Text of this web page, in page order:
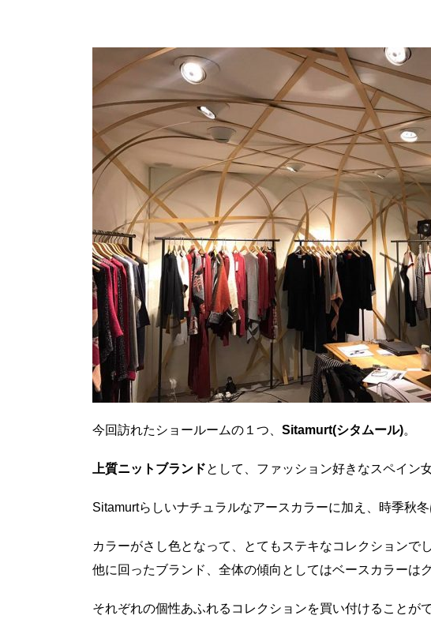
今回訪れたショールームの１つ、 Sitamurt(シタムール)。
上質ニットブランドとして、ファッション好きなスペイン
Sitamurtらしいナチュラルなアースカラーに加え、時季秋
カラーがさし色となって、とてもステキなコレクションでし
他に回ったブランド、全体の傾向としてはベースカラーは
それぞれの個性あふれるコレクションを買い付けることが